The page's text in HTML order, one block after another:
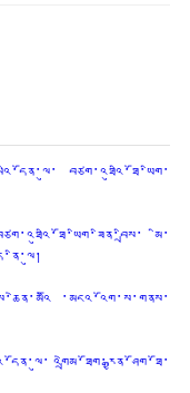
བཙག་འཐུའི་ཐོ་ཡིག་
མི་
་མངའ་འོག་ས་གནས་
འགྲེམ་ཐོག་རྒྱན་ཤོག་ཐོ་